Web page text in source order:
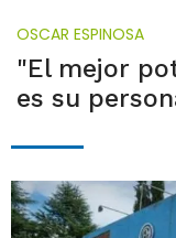
OSCAR ESPINOSA
"El mejor
es su